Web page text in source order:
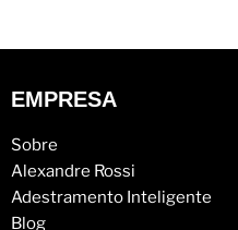
EMPRESA
Sobre
Alexandre Rossi
Adestramento Inteligente
Blog